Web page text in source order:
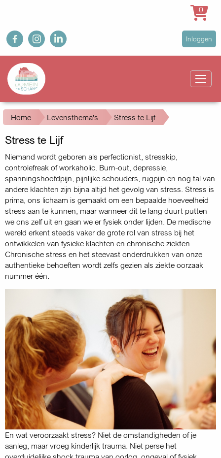
Overslaan
en
naar
inhoud
gaan
fb ig in
User
account
Inloggen
Main
navigation
0
Kruimelpad
Home Levensthema's Stress te Lijf
Stress te Lijf
Niemand wordt geboren als perfectionist, stresskip,
controlefreak of workaholic. Burn-out, depressie,
spanningshoofdpijn, pijnlijke schouders, rugpijn en nog tal van
andere klachten zijn bijna altijd het gevolg van stress. Stress is
prima, ons lichaam is gemaakt om een bepaalde hoeveelheid
stress aan te kunnen, maar wanneer dit te lang duurt putten
we ons zelf uit en gaan we er fysiek onder lijden. De medische
wereld erkent steeds vaker de grote rol van stress bij het
ontwikkelen van fysieke klachten en chronische ziekten.
Chronische stress en het steevast onderdrukken van onze
authentieke behoeften wordt zelfs gezien als ziekte oorzaak
nummer één.
En wat veroorzaakt stress? Niet de omstandigheden of je
aanleg, maar vroeg kinderlijk trauma. Niet perse het